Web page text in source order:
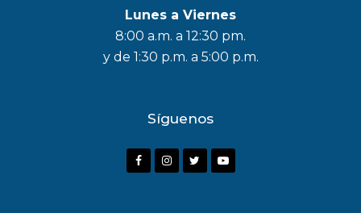
Lunes a Viernes
8:00 a.m. a 12:30 pm.
y de 1:30 p.m. a 5:00 p.m.
Síguenos
F
I
Y